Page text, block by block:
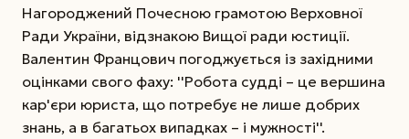
Нагороджений Почесною грамотою Верховної
Ради України, відзнакою Вищої ради юстиції.
Валентин Францович погоджується із західними
оцінками свого фаху: ''Робота судді – це вершина
кар'єри юриста, що потребує не лише добрих
знань, а в багатьох випадках – і мужності''.